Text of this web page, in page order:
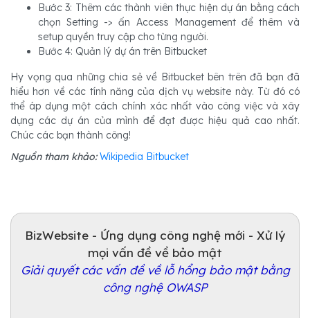
Bước 3: Thêm các thành viên thực hiện dự án bằng cách
chọn Setting -> ấn Access Management để thêm và
setup quyền truy cập cho từng người.
Bước 4: Quản lý dự án trên Bitbucket
Hy vọng qua những chia sẻ về Bitbucket bên trên đã bạn đã
hiểu hơn về các tính năng của dịch vụ website này. Từ đó có
thể áp dụng một cách chính xác nhất vào công việc và xây
dựng các dự án của mình để đạt được hiệu quả cao nhất.
Chúc các bạn thành công!
Nguồn tham khảo:Wikipedia Bitbucket
BizWebsite - Ứng dụng công nghệ mới - Xử lý
mọi vấn đề về bảo mật
Giải quyết các vấn đề về lỗ hổng bảo mật bằng
công nghệ OWASP